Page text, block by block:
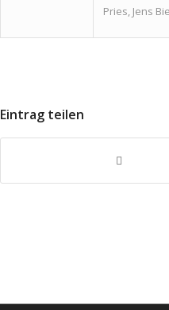
Pries, Jens
Eintrag teilen